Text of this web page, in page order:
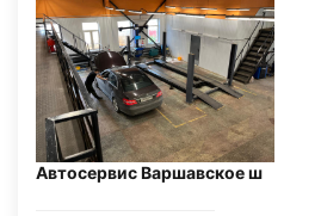
Автосервис Варшавское ш